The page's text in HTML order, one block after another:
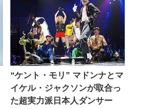
“ケント・モリ” マドンナとマ
イケル・ジャクソンが取合っ
た超実力派日本人ダンサー